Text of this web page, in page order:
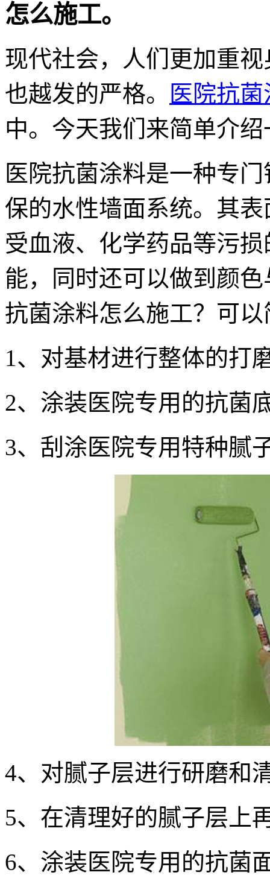
怎么施工。
现代社会，人们更加重
也越发的严格。
医院抗
中。今天我们来简单介
医院抗菌涂料是一种专
保的水性墙面系统。其
受血液、化学药品等污
能，同时还可以做到颜
抗菌涂料怎么施工？可
1、对基材进行整体的打
2、涂装医院专用的抗菌
3、刮涂医院专用特种腻
4、对腻子层进行研磨和
5、在清理好的腻子层上
6、涂装医院专用的抗菌